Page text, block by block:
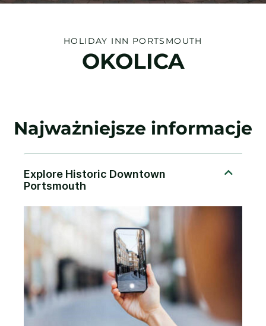
HOLIDAY INN PORTSMOUTH
OKOLICA
Najważniejsze informacje